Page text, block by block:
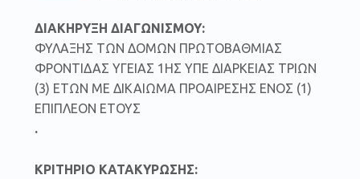
ΔΙΑΚΗΡΥΞΗ ΔΙΑΓΩΝΙΣΜΟΥ:
ΦΥΛΑΞΗΣ ΤΩΝ ΔΟΜΩΝ ΠΡΩΤΟΒΑΘΜΙΑΣ
ΦΡΟΝΤΙΔΑΣ ΥΓΕΙΑΣ 1ΗΣ ΥΠΕ ΔΙΑΡΚΕΙΑΣ ΤΡΙΩΝ
(3) ΕΤΩΝ ΜΕ ΔΙΚΑΙΩΜΑ ΠΡΟΑΙΡΕΣΗΣ ΕΝΟΣ (1)
ΕΠΙΠΛΕΟΝ ΕΤΟΥΣ
.
ΚΡΙΤΗΡΙΟ ΚΑΤΑΚΥΡΩΣΗΣ: